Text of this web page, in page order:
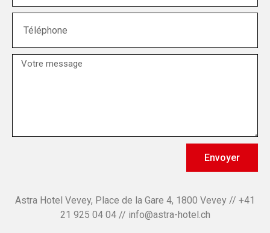
Envoyer
Astra Hotel Vevey, Place de la Gare 4, 1800 Vevey // +41
21 925 04 04 // info@astra-hotel.ch